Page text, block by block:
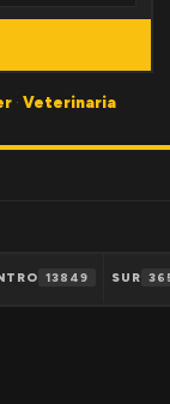
· Veterinaria
13849 SUR